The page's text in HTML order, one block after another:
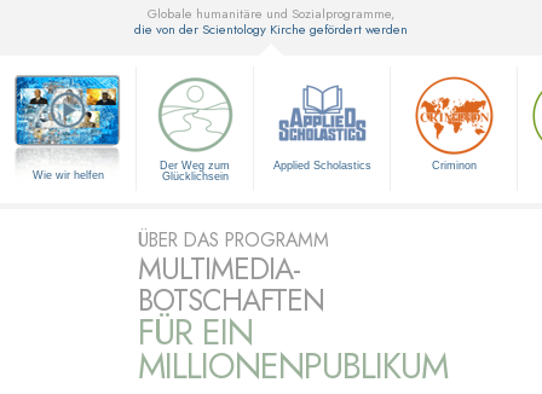
Globale humanitäre und Sozialprogramme,
die von der Scientology Kirche gefördert werden
Wie wir helfen
Der Weg zum
Glücklichsein
Applied Scholastics Criminon
ÜBER DAS PROGRAMM
MULTIMEDIA-
BOTSCHAFTEN
FÜR EIN
MILLIONENPUBLIKUM